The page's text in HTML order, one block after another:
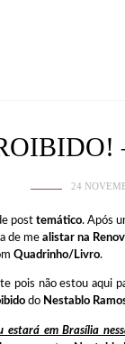
24
post temático. Após
de me alistar na
Quadrinho/Livro.
não estou aqui
do Nestablo
em Brasília